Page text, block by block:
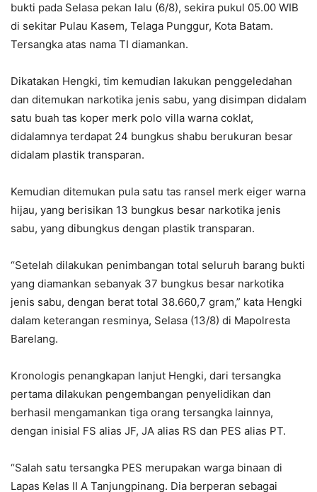
bukti pada Selasa pekan lalu (6/8), sekira pukul 05.00 WIB
di sekitar Pulau Kasem, Telaga Punggur, Kota Batam.
Tersangka atas nama TI diamankan.
Dikatakan Hengki, tim kemudian lakukan penggeledahan
dan ditemukan narkotika jenis sabu, yang disimpan didalam
satu buah tas koper merk polo villa warna coklat,
didalamnya terdapat 24 bungkus shabu berukuran besar
didalam plastik transparan.
Kemudian ditemukan pula satu tas ransel merk eiger warna
hijau, yang berisikan 13 bungkus besar narkotika jenis
sabu, yang dibungkus dengan plastik transparan.
“Setelah dilakukan penimbangan total seluruh barang bukti
yang diamankan sebanyak 37 bungkus besar narkotika
jenis sabu, dengan berat total 38.660,7 gram,” kata Hengki
dalam keterangan resminya, Selasa (13/8) di Mapolresta
Barelang.
Kronologis penangkapan lanjut Hengki, dari tersangka
pertama dilakukan pengembangan penyelidikan dan
berhasil mengamankan tiga orang tersangka lainnya,
dengan inisial FS alias JF, JA alias RS dan PES alias PT.
“Salah satu tersangka PES merupakan warga binaan di
Lapas Kelas II A Tanjungpinang. Dia berperan sebagai